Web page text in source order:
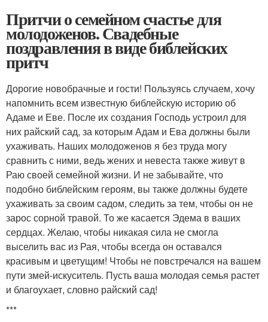
Притчи о семейном счастье для
молодоженов. Свадебные
поздравления в виде библейских
притч
Дорогие новобрачные и гости! Пользуясь случаем, хочу
напомнить всем известную библейскую историю об
Адаме и Еве. После их создания Господь устроил для
них райский сад, за которым Адам и Ева должны были
ухаживать. Наших молодоженов я без труда могу
сравнить с ними, ведь жених и невеста также живут в
Раю своей семейной жизни. И не забывайте, что
подобно библейским героям, вы также должны будете
ухаживать за своим садом, следить за тем, чтобы он не
зарос сорной травой. То же касается Эдема в ваших
сердцах. Желаю, чтобы никакая сила не смогла
выселить вас из Рая, чтобы всегда он оставался
красивым и цветущим! Чтобы не повстречался на вашем
пути змей-искуситель. Пусть ваша молодая семья растет
и благоухает, словно райский сад!
***